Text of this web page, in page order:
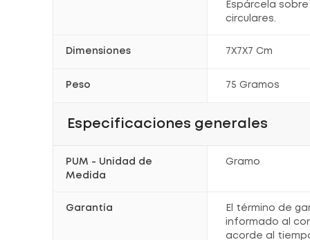
Espárcela
circulares.
Dimensiones 7X7X7 Cm
Peso 75 Gramos
Especificaciones generales
PUM - Unidad de
Medida
Gramo
Garantía
El término de
informado al
acorde al